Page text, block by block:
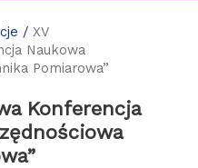
/ XV
Naukowa
Pomiarowa”
Konferencja